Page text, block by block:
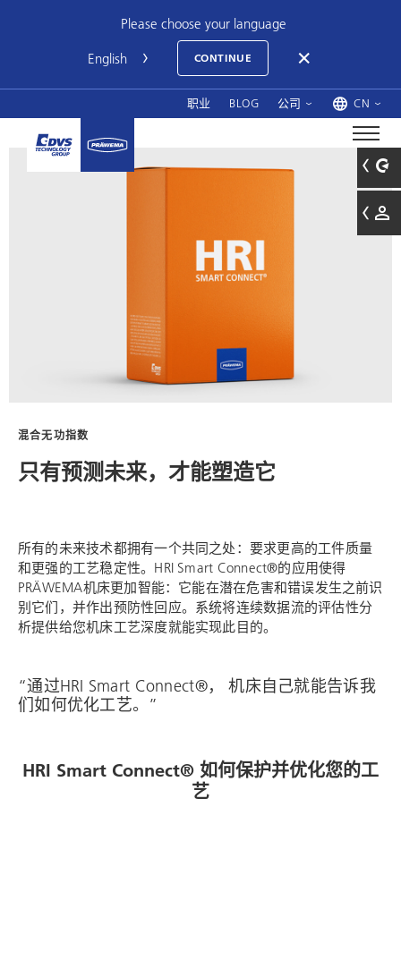
Please choose your language
CONTINUE
职业 BLOG 公司 CN
混合无功指数
只有预测未来，才能塑造它
“通过HRI Smart Connect®， 机床自己就能告诉我
们如何优化工艺。”
所有的未来技术都拥有一个共同之处：要求更高的工件质量
和更强的工艺稳定性。HRI Smart Connect®的应用使得
PRÄWEMA机床更加智能：它能在潜在危害和错误发生之前识
别它们，并作出预防性回应。系统将连续数据流的评估性分
析提供给您机床工艺深度就能实现此目的。
HRI Smart Connect® 如何保护并优化您的工
艺